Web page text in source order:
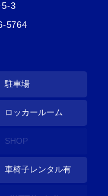
5-3
5764
駐車場
ロッカールーム
SHOP
車椅子レンタル有